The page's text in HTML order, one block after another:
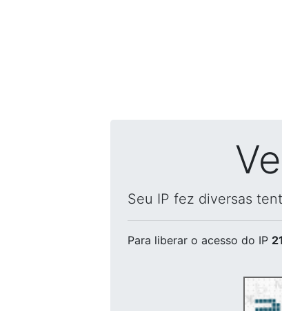
Seu IP fez diversas
Para liberar o acesso do IP